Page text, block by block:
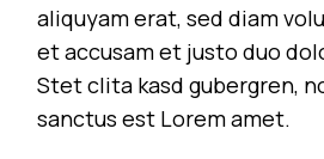
aliquyam erat, sed diam
et accusam et justo duo
Stet clita kasd gubergren,
sanctus est Lorem amet.